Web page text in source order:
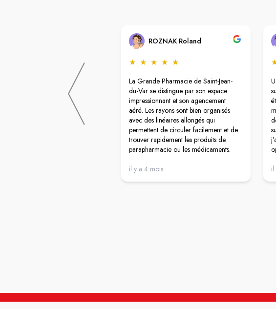
ROZNAK Roland
★ ★ ★ ★ ★
La Grande Pharmacie de Saint-Jean-
du-Var se distingue par son espace
impressionnant et son agencement
aéré. Les rayons sont bien organisés
avec des linéaires allongés qui
permettent de circuler facilement et de
trouver rapidement les produits de
parapharmacie ou les médicaments.
​L'accès est un point fort majeur grâce
au parking souterrain qui garantit un
il y a 4 mois il